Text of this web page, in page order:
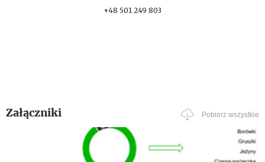
+48 501 249 803
Załączniki Pobierz wszystkie